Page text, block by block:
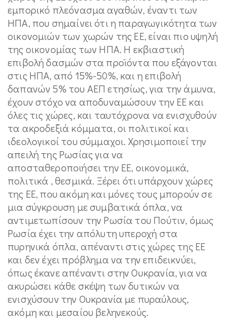
εμπορικό πλεόνασμα αγαθών, έναντι των
ΗΠΑ, που σημαίνει ότι η παραγωγικότητα των
οικονομιών των χωρών της ΕΕ, είναι πιο υψηλή
της οικονομίας των ΗΠΑ. Η εκβιαστική
επιβολή δασμών στα προϊόντα που εξάγονται
στις ΗΠΑ, από 15%-50%, και η επιβολή
δαπανών 5% του ΑΕΠ ετησίως, για την άμυνα,
έχουν στόχο να αποδυναμώσουν την ΕΕ και
όλες τις χώρες, και ταυτόχρονα να ενισχυθούν
τα ακροδεξιά κόμματα, οι πολιτικοί και
ιδεολογικοί του σύμμαχοι. Χρησιμοποιεί την
απειλή της Ρωσίας για να
αποσταθεροποιήσει την ΕΕ, οικονομικά,
πολιτικά , θεσμικά. Ξέρει ότι υπάρχουν χώρες
της ΕΕ, που ακόμη και μόνες τους μπορούν σε
μια σύγκρουση με συμβατικά όπλα, να
αντιμετωπίσουν την Ρωσία του Πούτιν, όμως
Ρωσία έχει την απόλυτη υπεροχή στα
πυρηνικά όπλα, απέναντι στις χώρες της ΕΕ
και δεν έχει πρόβλημα να την επιδεικνύει,
όπως έκανε απέναντι στην Ουκρανία, για να
ακυρώσει κάθε σκέψη των δυτικών να
ενισχύσουν την Ουκρανία με πυραύλους,
ακόμη και μεσαίου βεληνεκούς.